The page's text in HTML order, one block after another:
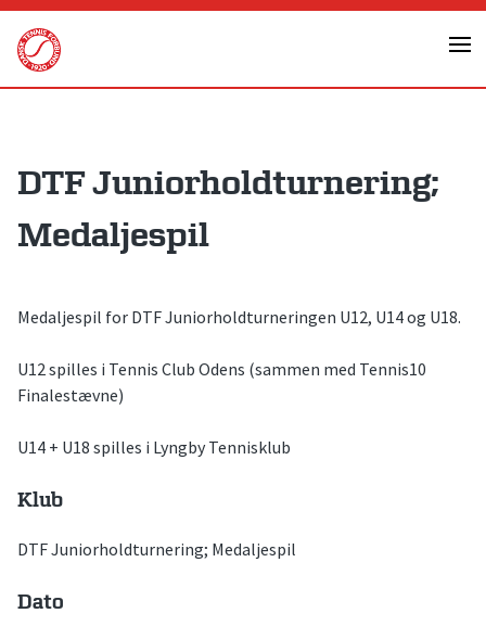
Skip
content
DTF Juniorholdturnering;
Medaljespil
Medaljespil for DTF Juniorholdturneringen U12, U14 og U18.
U12 spilles i Tennis Club Odens (sammen med Tennis10
Finalestævne)
U14 + U18 spilles i Lyngby Tennisklub
Klub
DTF Juniorholdturnering; Medaljespil
Dato